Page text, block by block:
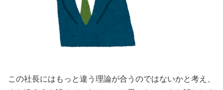
この社長にはもっと違う理論が合うのではないかと考え、